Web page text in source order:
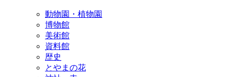
動物園・植物園
博物館
美術館
資料館
歴史
とやまの花